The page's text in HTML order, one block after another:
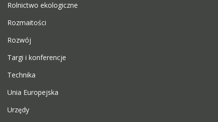
Rolnictwo ekologiczne
Rozmaitości
Rozwój
Targi i konferencje
Technika
Unia Europejska
Urzędy